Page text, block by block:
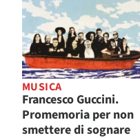
MUSICA
Francesco Guccini.
Promemoria per non
smettere di sognare